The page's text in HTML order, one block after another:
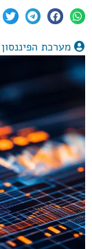
מערכת הפיננסון